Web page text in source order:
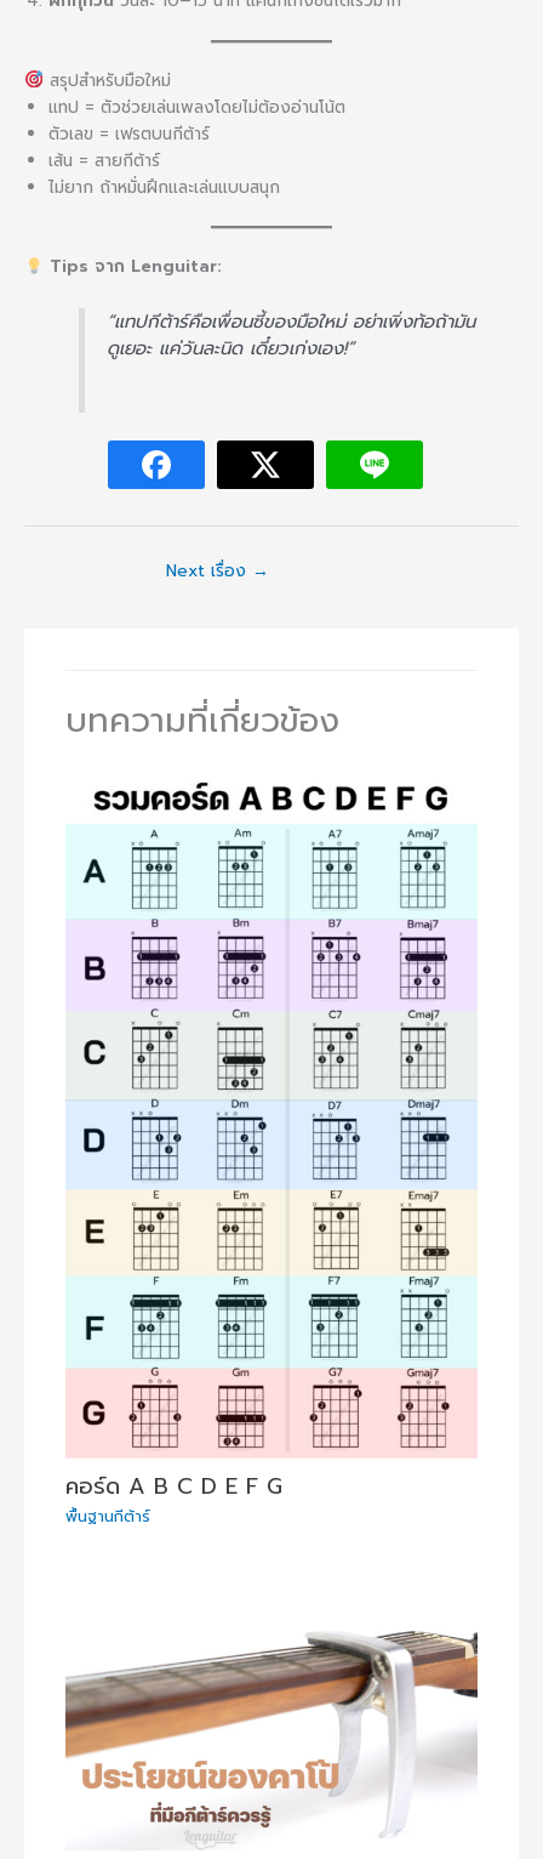
สรุปสำหรับมือใหม่
แทป = ตัวช่วยเล่นเพลงโดยไม่ต้องอ่านโน้ต
ตัวเลข = เฟรตบนกีต้าร์
เส้น = สายกีต้าร์
ไม่ยาก ถ้าหมั่นฝึกและเล่นแบบสนุก
Tips จาก Lenguitar:
“แทปกีต้าร์คือเพื่อนซี้ของมือใหม่ อย่าเพิ่งท้อถ้ามัน
ดูเยอะ แค่วันละนิด เดี๋ยวเก่งเอง!”
Next เรื่อง →
บทความที่เกี่ยวข้อง
คอร์ด A B C D E F G
พื้นฐานกีต้าร์